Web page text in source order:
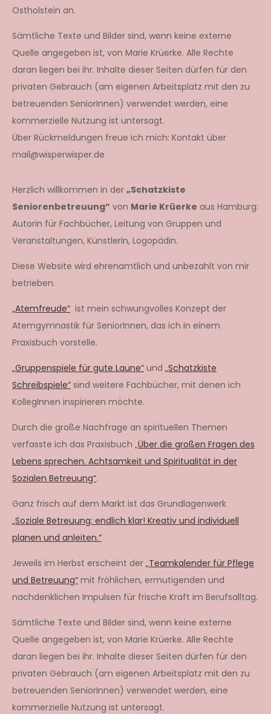
Ostholstein an.
Sämtliche Texte und Bilder sind, wenn keine externe
Quelle angegeben ist, von Marie Krüerke. Alle Rechte
daran liegen bei ihr. Inhalte dieser Seiten dürfen für den
privaten Gebrauch (am eigenen Arbeitsplatz mit den zu
betreuenden SeniorInnen) verwendet werden, eine
kommerzielle Nutzung ist untersagt.
Über Rückmeldungen freue ich mich: Kontakt über
mail@wisperwisper.de
Herzlich willkommen in der „Schatzkiste
Seniorenbetreuung“ von Marie Krüerke aus Hamburg:
Autorin für Fachbücher, Leitung von Gruppen und
Veranstaltungen, Künstlerin, Logopädin.
Diese Website wird ehrenamtlich und unbezahlt von mir
betrieben.
„Atemfreude“ ist mein schwungvolles Konzept der
Atemgymnastik für SeniorInnen, das ich in einem
Praxisbuch vorstelle.
„Gruppenspiele für gute Laune“ und „Schatzkiste
Schreibspiele“ sind weitere Fachbücher, mit denen ich
KollegInnen inspirieren möchte.
Durch die große Nachfrage an spirituellen Themen
verfasste ich das Praxisbuch „Über die großen Fragen des
Lebens sprechen. Achtsamkeit und Spiritualität in der
Sozialen Betreuung“.
Ganz frisch auf dem Markt ist das Grundlagenwerk
„Soziale Betreuung: endlich klar! Kreativ und individuell
planen und anleiten.“
Jeweils im Herbst erscheint der „Teamkalender für Pflege
und Betreuung“ mit fröhlichen, ermutigenden und
nachdenklichen Impulsen für frische Kraft im Berufsalltag.
Sämtliche Texte und Bilder sind, wenn keine externe
Quelle angegeben ist, von Marie Krüerke. Alle Rechte
daran liegen bei ihr. Inhalte dieser Seiten dürfen für den
privaten Gebrauch (am eigenen Arbeitsplatz mit den zu
betreuenden SeniorInnen) verwendet werden, eine
kommerzielle Nutzung ist untersagt.